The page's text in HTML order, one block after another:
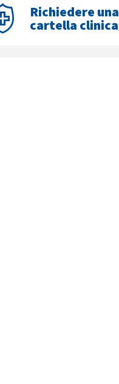
Richiedere una
cartella clinica